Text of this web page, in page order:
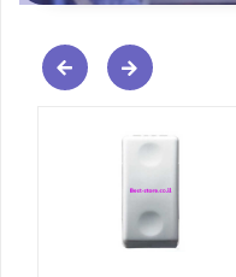
לכל מוצרי היצרן